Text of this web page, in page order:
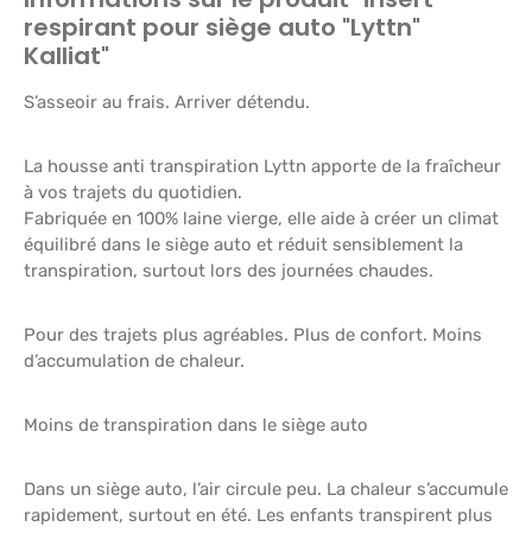
respirant pour siège auto "Lyttn"
Kalliat"
S’asseoir au frais. Arriver détendu.
La housse anti transpiration Lyttn apporte de la fraîcheur
à vos trajets du quotidien.
Fabriquée en 100% laine vierge, elle aide à créer un climat
équilibré dans le siège auto et réduit sensiblement la
transpiration, surtout lors des journées chaudes.
Pour des trajets plus agréables. Plus de confort. Moins
d’accumulation de chaleur.
Moins de transpiration dans le siège auto
Dans un siège auto, l’air circule peu. La chaleur s’accumule
rapidement, surtout en été. Les enfants transpirent plus